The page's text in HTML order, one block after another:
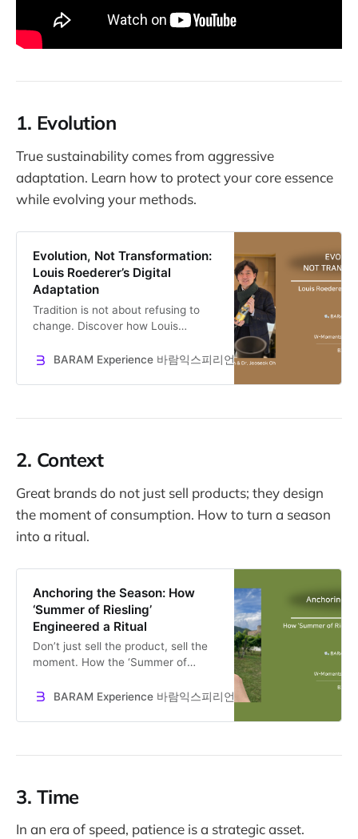
1. Evolution
True sustainability comes from aggressive
adaptation. Learn how to protect your core essence
while evolving your methods.
Evolution, Not Transformation:
Louis Roederer’s Digital
Adaptation
Tradition is not about refusing to
change. Discover how Louis
biodynamic farming with satellite
change. A lesson in resilience over
BARAM Experience 바람익스피리언스 Dr. Jooseok Oh
2. Context
Great brands do not just sell products; they design
the moment of consumption. How to turn a season
into a ritual.
Anchoring the Season: How
‘Summer of Riesling’
Engineered a Ritual
Don’t just sell the product, sell the
moment. How the ‘Summer of
anchoring to turn a specific season
behavioral design.
BARAM Experience 바람익스피리언스
3. Time
In an era of speed, patience is a strategic asset.